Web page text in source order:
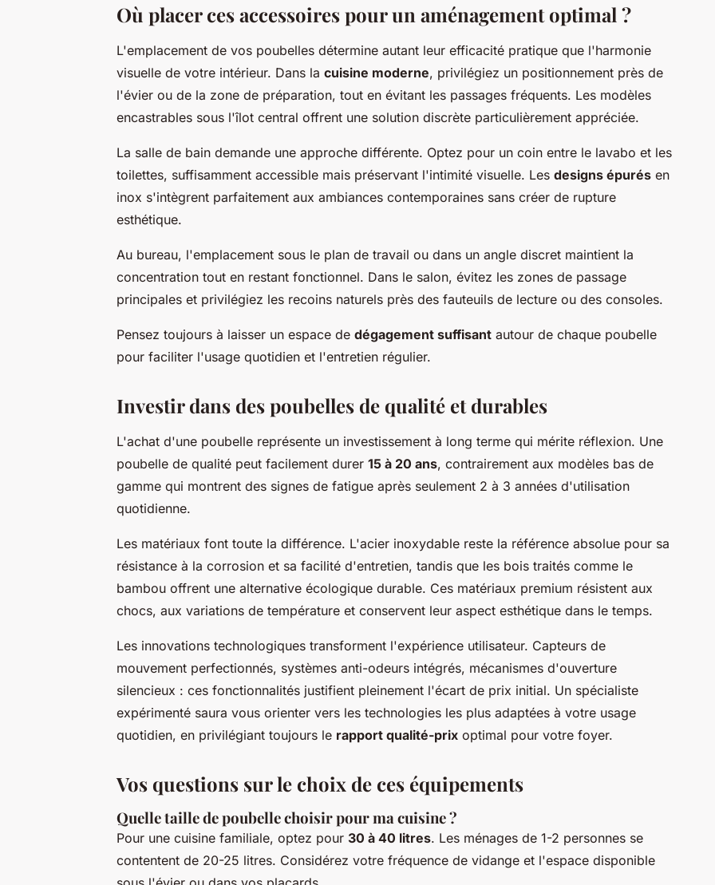
Où placer ces accessoires pour un aménagement optimal ?
L'emplacement de vos poubelles détermine autant leur efficacité pratique que l'harmonie
visuelle de votre intérieur. Dans la cuisine moderne, privilégiez un positionnement près de
l'évier ou de la zone de préparation, tout en évitant les passages fréquents. Les modèles
encastrables sous l'îlot central offrent une solution discrète particulièrement appréciée.
La salle de bain demande une approche différente. Optez pour un coin entre le lavabo et les
toilettes, suffisamment accessible mais préservant l'intimité visuelle. Les designs épurés en
inox s'intègrent parfaitement aux ambiances contemporaines sans créer de rupture
esthétique.
Au bureau, l'emplacement sous le plan de travail ou dans un angle discret maintient la
concentration tout en restant fonctionnel. Dans le salon, évitez les zones de passage
principales et privilégiez les recoins naturels près des fauteuils de lecture ou des consoles.
Pensez toujours à laisser un espace de dégagement suffisant autour de chaque poubelle
pour faciliter l'usage quotidien et l'entretien régulier.
Investir dans des poubelles de qualité et durables
L'achat d'une poubelle représente un investissement à long terme qui mérite réflexion. Une
poubelle de qualité peut facilement durer 15 à 20 ans, contrairement aux modèles bas de
gamme qui montrent des signes de fatigue après seulement 2 à 3 années d'utilisation
quotidienne.
Les matériaux font toute la différence. L'acier inoxydable reste la référence absolue pour sa
résistance à la corrosion et sa facilité d'entretien, tandis que les bois traités comme le
bambou offrent une alternative écologique durable. Ces matériaux premium résistent aux
chocs, aux variations de température et conservent leur aspect esthétique dans le temps.
Les innovations technologiques transforment l'expérience utilisateur. Capteurs de
mouvement perfectionnés, systèmes anti-odeurs intégrés, mécanismes d'ouverture
silencieux : ces fonctionnalités justifient pleinement l'écart de prix initial. Un spécialiste
expérimenté saura vous orienter vers les technologies les plus adaptées à votre usage
quotidien, en privilégiant toujours le rapport qualité-prix optimal pour votre foyer.
Vos questions sur le choix de ces équipements
Quelle taille de poubelle choisir pour ma cuisine ?
Pour une cuisine familiale, optez pour 30 à 40 litres. Les ménages de 1-2 personnes se
contentent de 20-25 litres. Considérez votre fréquence de vidange et l'espace disponible